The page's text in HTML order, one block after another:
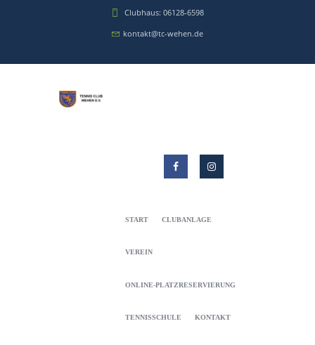
Clubhaus: 06128-6598
kontakt@tc-wehen.de
START CLUBANLAGE
VEREIN
ONLINE-PLATZRESERVIERUNG
TENNISSCHULE KONTAKT